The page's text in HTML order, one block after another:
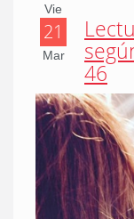
Vie
21
Mar
46